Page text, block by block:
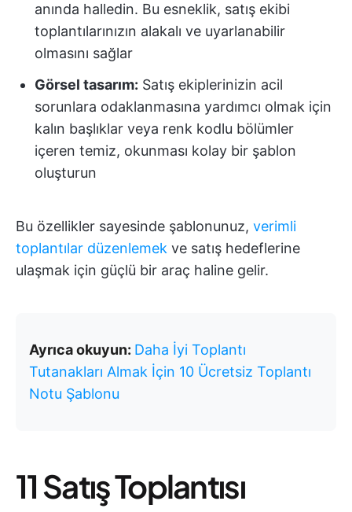
anında halledin. Bu esneklik, satış ekibi
toplantılarınızın alakalı ve uyarlanabilir
olmasını sağlar
Görsel tasarım: Satış ekiplerinizin acil
sorunlara odaklanmasına yardımcı olmak için
kalın başlıklar veya renk kodlu bölümler
içeren temiz, okunması kolay bir şablon
oluşturun
Bu özellikler sayesinde şablonunuz, verimli
toplantılar düzenlemek ve satış hedeflerine
ulaşmak için güçlü bir araç haline gelir.
Ayrıca okuyun: Daha İyi Toplantı
Tutanakları Almak İçin 10 Ücretsiz Toplantı
Notu Şablonu
11 Satış Toplantısı